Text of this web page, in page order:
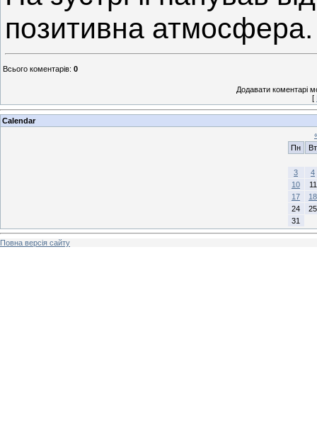
позитивна атмосфера.
Всього коментарів: 0
Додавати коментарі
[
Calendar
Пн
Вт
3
4
10
11
17
18
24
25
31
Повна версія сайту